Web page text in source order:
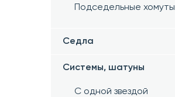
Подседельные хомуты
Седла
Системы, шатуны
С одной звездой